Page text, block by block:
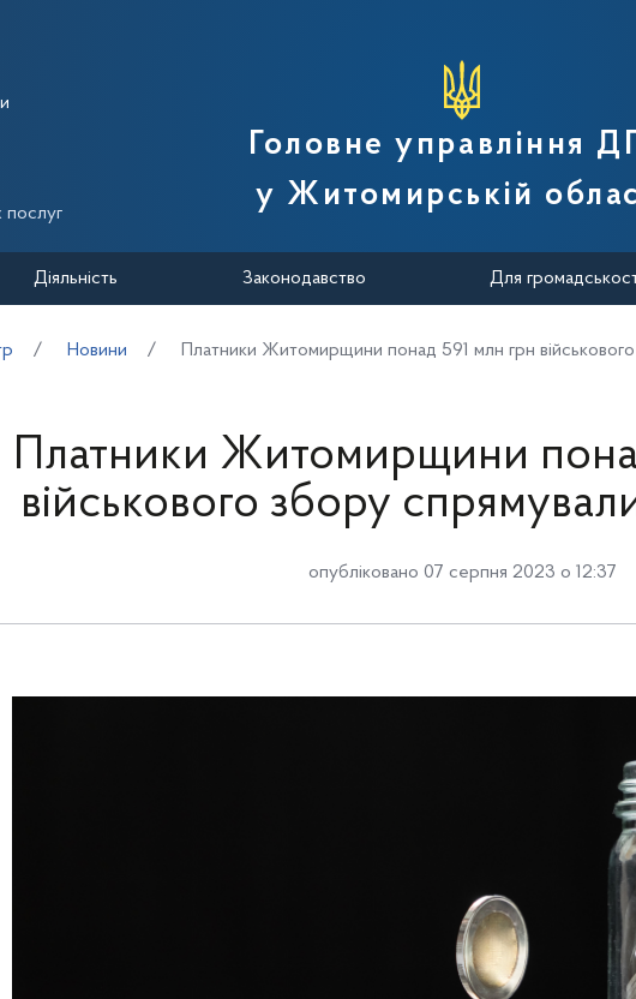
Державної податкової служби
послуг
Головне управління
у Житомирській
Діяльність Законодавство Для
Новини Платники Житомирщини понад 591 млн грн
Платники Житомирщини
військового збору
опубліковано 07 серпня 2023 о 12:37